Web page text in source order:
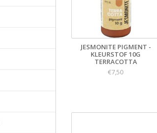
JESMONITE PIGMENT -
KLEURSTOF 10G
TERRACOTTA
€7,50